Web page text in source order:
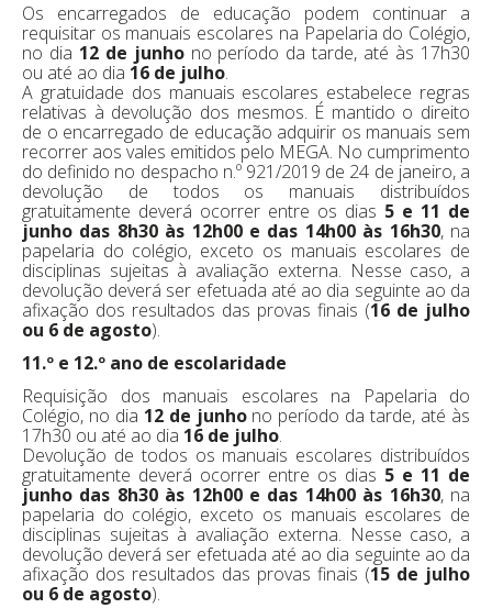
Os encarregados de educação podem continuar a
requisitar os manuais escolares na Papelaria do Colégio,
no dia 12 de junhono período da tarde, até às 17h30
ou até ao dia 16 de julho.
A gratuidade dos manuais escolares estabelece regras
relativas à devolução dos mesmos. É mantido o direito
de o encarregado de educação adquirir os manuais sem
recorrer aos vales emitidos pelo MEGA. No cumprimento
do definido no despacho n.º 921/2019 de 24 de janeiro, a
devolução de todos os manuais distribuídos
gratuitamente deverá ocorrer entre os dias 5 e 11 de
junho das 8h30 às 12h00 e das 14h00 às 16h30, na
papelaria do colégio, exceto os manuais escolares de
disciplinas sujeitas à avaliação externa. Nesse caso, a
devolução deverá ser efetuada até ao dia seguinte ao da
afixação dos resultados das provas finais (16 de julho
ou 6 de agosto).
11.º e 12.º ano de escolaridade
Requisição dos manuais escolares na Papelaria do
Colégio, no dia 12 de junhono período da tarde, até às
17h30 ou até ao dia 16 de julho.
Devolução de todos os manuais escolares distribuídos
gratuitamente deverá ocorrer entre os dias 5 e 11 de
junho das 8h30 às 12h00 e das 14h00 às 16h30, na
papelaria do colégio, exceto os manuais escolares de
disciplinas sujeitas à avaliação externa. Nesse caso, a
devolução deverá ser efetuada até ao dia seguinte ao da
afixação dos resultados das provas finais (15 de julho
ou 6 de agosto).